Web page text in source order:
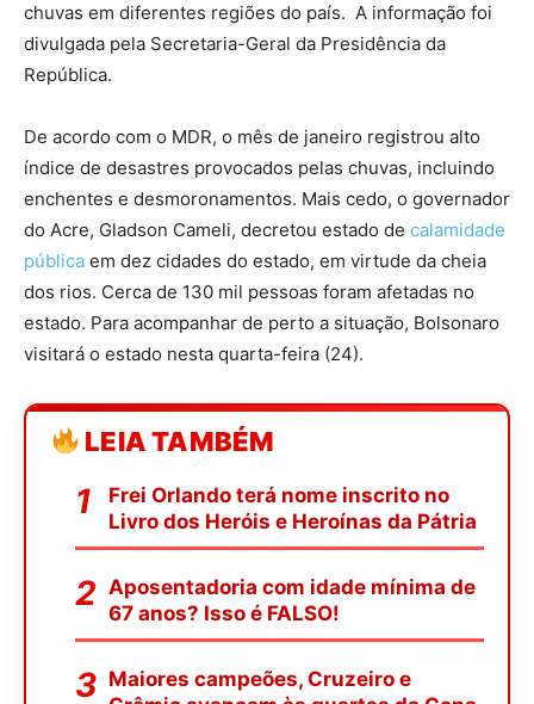
chuvas em diferentes regiões do país. A informação foi
divulgada pela Secretaria-Geral da Presidência da
República.
De acordo com o MDR, o mês de janeiro registrou alto
índice de desastres provocados pelas chuvas, incluindo
enchentes e desmoronamentos. Mais cedo, o governador
do Acre, Gladson Cameli, decretou estado de calamidade
pública em dez cidades do estado, em virtude da cheia
dos rios. Cerca de 130 mil pessoas foram afetadas no
estado. Para acompanhar de perto a situação, Bolsonaro
visitará o estado nesta quarta-feira (24).
LEIA TAMBÉM
Frei Orlando terá nome inscrito no
Livro dos Heróis e Heroínas da Pátria
Aposentadoria com idade mínima de
67 anos? Isso é FALSO!
Maiores campeões, Cruzeiro e